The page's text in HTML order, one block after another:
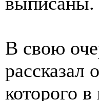
В свою
рассказал
которого